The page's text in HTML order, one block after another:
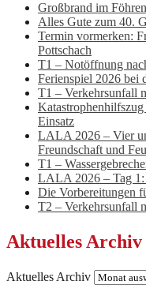
Großbrand im
Alles Gute zum 40.
Termin vormerken:
Pottschach
T1 – Notöffnung
Ferienspiel 2026 bei
T1 – Verkehrsunfall
Einsatz
LALA 2026 – Vier
Freundschaft und
T1 –
LALA 2026 – Tag
Die Vorbereitungen
T2 – Verkehrsunfall
Aktuelles Archiv
Aktuelles Archiv